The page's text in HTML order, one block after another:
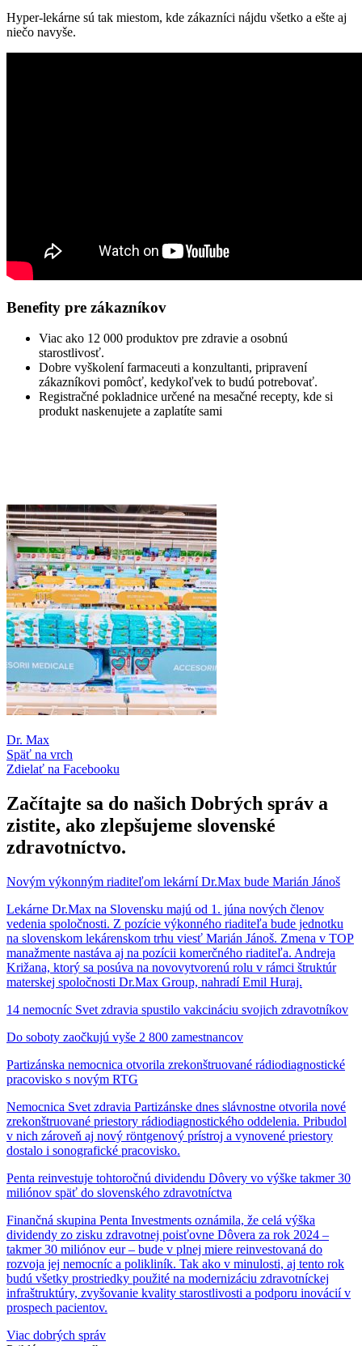
Hyper-lekárne sú tak miestom, kde zákazníci nájdu všetko a ešte aj
niečo navyše.
Benefity pre zákazníkov
Viac ako 12 000 produktov pre zdravie a osobnú
starostlivosť.
Dobre vyškolení farmaceuti a konzultanti, pripravení
zákazníkovi pomôcť, kedykoľvek to budú potrebovať.
Registračné pokladnice určené na mesačné recepty, kde si
produkt naskenujete a zaplatíte sami
Dr. Max
Späť na vrch
Zdielať na Facebooku
Začítajte sa do našich Dobrých správ a
zistite, ako zlepšujeme slovenské
zdravotníctvo.
Novým výkonným riaditeľom lekární Dr.Max bude Marián Jánoš
Lekárne Dr.Max na Slovensku majú od 1. júna nových členov
vedenia spoločnosti. Z pozície výkonného riaditeľa bude jednotku
na slovenskom lekárenskom trhu viesť Marián Jánoš. Zmena v TOP
manažmente nastáva aj na pozícii komerčného riaditeľa. Andreja
Križana, ktorý sa posúva na novovytvorenú rolu v rámci štruktúr
materskej spoločnosti Dr.Max Group, nahradí Emil Huraj.
14 nemocníc Svet zdravia spustilo vakcináciu svojich zdravotníkov
Do soboty zaočkujú vyše 2 800 zamestnancov
Partizánska nemocnica otvorila zrekonštruované rádiodiagnostické
pracovisko s novým RTG
Nemocnica Svet zdravia Partizánske dnes slávnostne otvorila nové
zrekonštruované priestory rádiodiagnostického oddelenia. Pribudol
v nich zároveň aj nový röntgenový prístroj a vynovené priestory
dostalo i sonografické pracovisko.
Penta reinvestuje tohtoročnú dividendu Dôvery vo výške takmer 30
miliónov späť do slovenského zdravotníctva
Finančná skupina Penta Investments oznámila, že celá výška
dividendy zo zisku zdravotnej poisťovne Dôvera za rok 2024 –
takmer 30 miliónov eur – bude v plnej miere reinvestovaná do
rozvoja jej nemocníc a polikliník. Tak ako v minulosti, aj tento rok
budú všetky prostriedky použité na modernizáciu zdravotníckej
infraštruktúry, zvyšovanie kvality starostlivosti a podporu inovácií v
prospech pacientov.
Viac dobrých správ